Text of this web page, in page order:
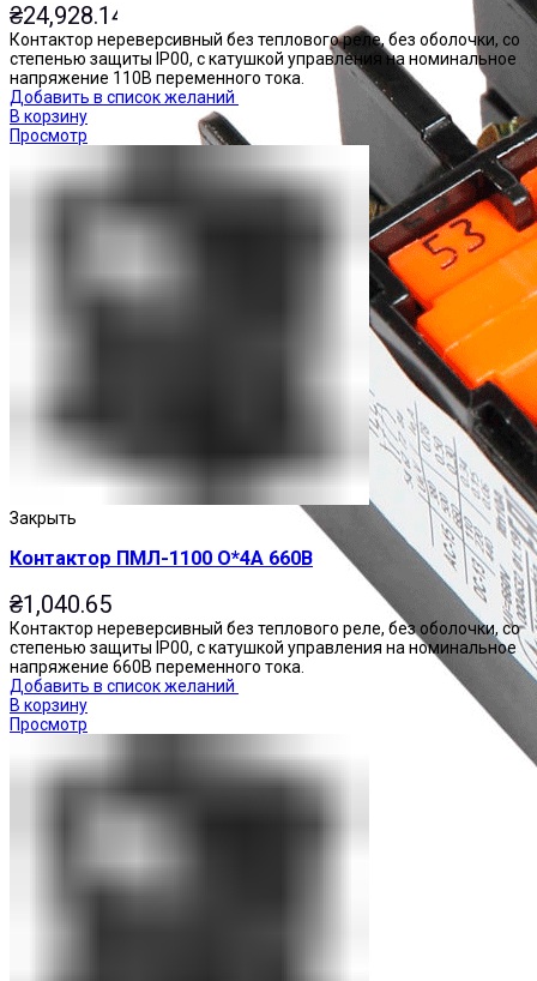
₴24,928.14
Контактор нереверсивный без теплового реле, без оболочки, со
степенью защиты IP00, с катушкой управления на номинальное
напряжение 110В переменного тока.
Добавить в список желаний
В корзину
Просмотр
Закрыть
Контактор ПМЛ-1100 О*4А 660В
₴1,040.65
Контактор нереверсивный без теплового реле, без оболочки, со
степенью защиты IP00, с катушкой управления на номинальное
напряжение 660В переменного тока.
Добавить в список желаний
В корзину
Просмотр